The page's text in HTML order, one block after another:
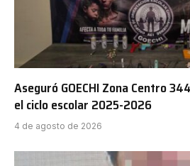
Aseguró GOECHI Zona Centro
el ciclo escolar 2025-2026
4 de agosto de 2026